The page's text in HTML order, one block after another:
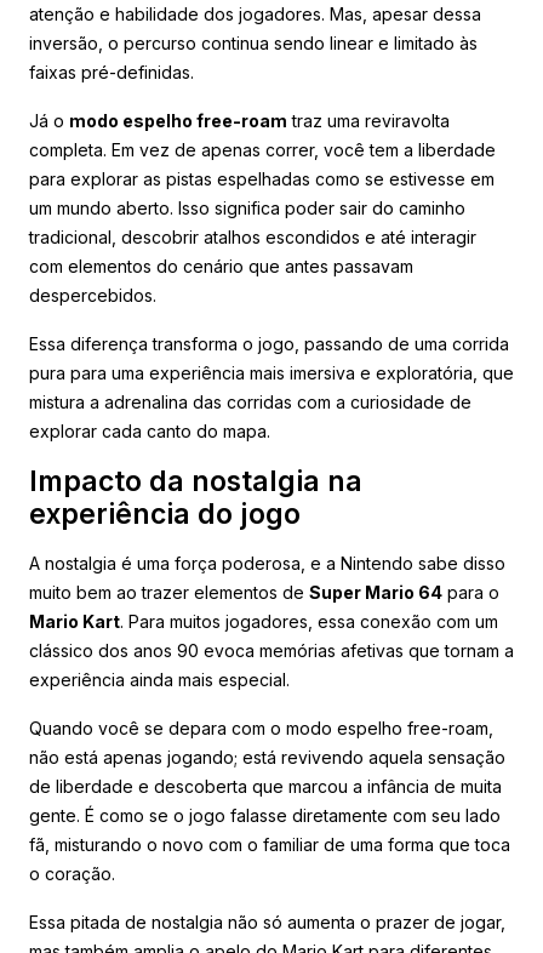
atenção e habilidade dos jogadores. Mas, apesar dessa
inversão, o percurso continua sendo linear e limitado às
faixas pré-definidas.
Já o modo espelho free-roam traz uma reviravolta
completa. Em vez de apenas correr, você tem a liberdade
para explorar as pistas espelhadas como se estivesse em
um mundo aberto. Isso significa poder sair do caminho
tradicional, descobrir atalhos escondidos e até interagir
com elementos do cenário que antes passavam
despercebidos.
Essa diferença transforma o jogo, passando de uma corrida
pura para uma experiência mais imersiva e exploratória, que
mistura a adrenalina das corridas com a curiosidade de
explorar cada canto do mapa.
Impacto da nostalgia na
experiência do jogo
A nostalgia é uma força poderosa, e a Nintendo sabe disso
muito bem ao trazer elementos de Super Mario 64 para o
Mario Kart. Para muitos jogadores, essa conexão com um
clássico dos anos 90 evoca memórias afetivas que tornam a
experiência ainda mais especial.
Quando você se depara com o modo espelho free-roam,
não está apenas jogando; está revivendo aquela sensação
de liberdade e descoberta que marcou a infância de muita
gente. É como se o jogo falasse diretamente com seu lado
fã, misturando o novo com o familiar de uma forma que toca
o coração.
Essa pitada de nostalgia não só aumenta o prazer de jogar,